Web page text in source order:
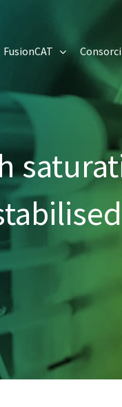
FusionCAT Consorci